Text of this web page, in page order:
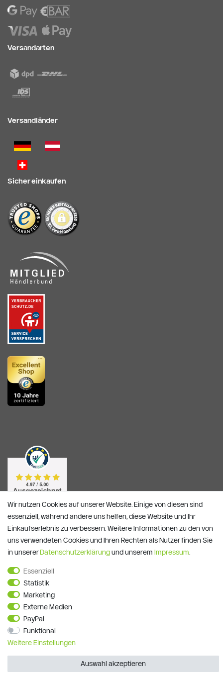
Versandarten
Versandländer
Sicher einkaufen
Alle Preise verstehen sich inkl. ges. MwSt. und zzgl.
© Copyright 2026 | Alle Rechte vorbehalten.
Wir nutzen Cookies auf unserer Website. Einige von diesen sind
essenziell, während andere uns helfen, diese Website und Ihr
Einkaufserlebnis zu verbessern. Weitere Informationen zu den von
uns verwendeten Cookies und Ihren Rechten als Nutzer finden Sie
in unsererDaten­schutz­erklärungund unserem Impressum
Essenziell
Statistik
Marketing
Externe Medien
PayPal
Funktional
Weitere Einstellungen
Auswahl akzeptieren